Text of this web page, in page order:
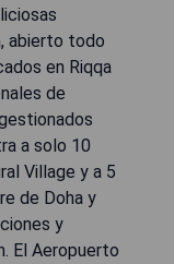
abierto todo
en Riqqa
de
a solo 10
Village y a 5
de Doha y
y
El Aeropuerto